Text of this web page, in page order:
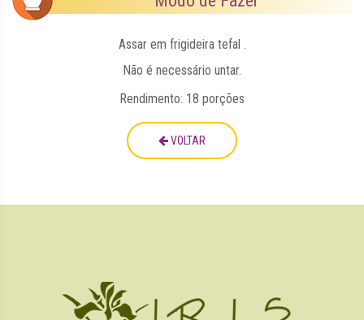
Assar em frigideira tefal .
Não é necessário untar.
Rendimento: 18 porções
VOLTAR